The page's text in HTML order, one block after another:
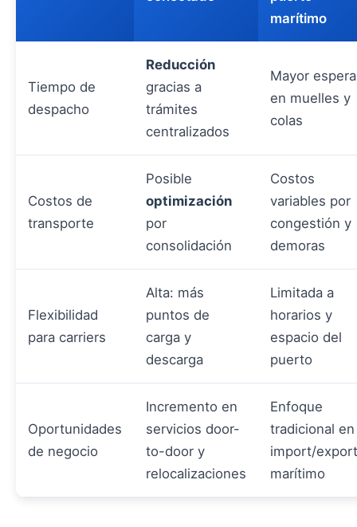
marítimo
Tiempo de
despacho
Reducción
gracias a
trámites
centralizados
Mayor espera
en muelles y
colas
Costos de
transporte
Posible
optimización
por
consolidación
Costos
variables por
congestión y
demoras
Flexibilidad
para carriers
Alta: más
puntos de
carga y
descarga
Limitada a
horarios y
espacio del
puerto
Oportunidades
de negocio
Incremento en
servicios door-
to-door y
relocalizaciones
Enfoque
tradicional en
import/export
marítimo